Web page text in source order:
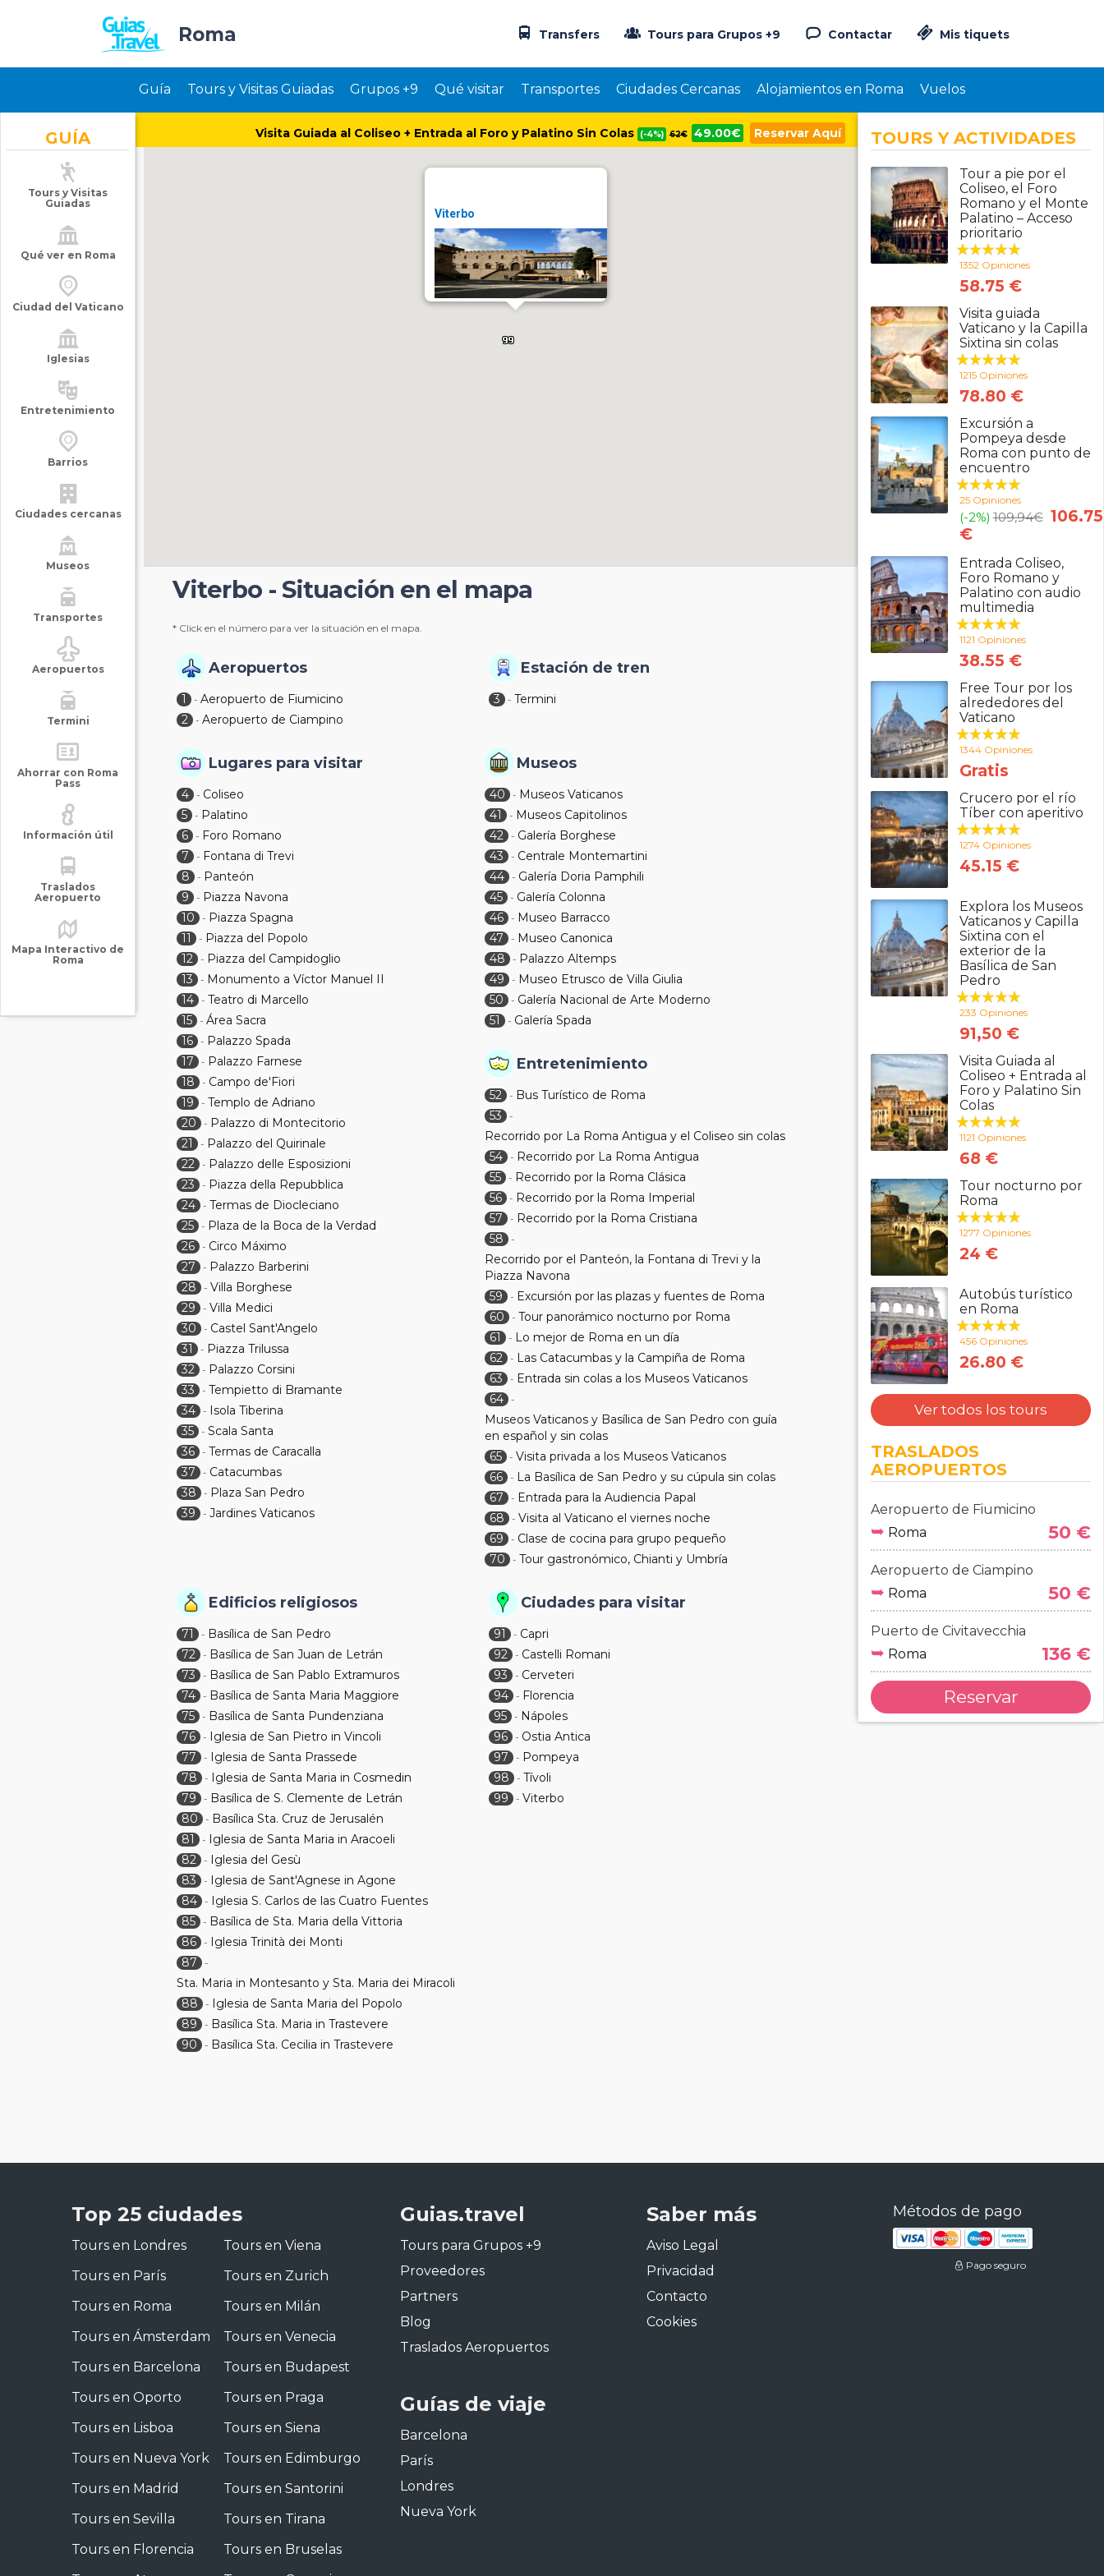
Visita Guiada al Coliseo + Entrada al Foro y Palatino Sin Colas (-4%) 62€ 49.00€ Reservar Aquí
Roma Mis tiquets
Contactar
Tours para Grupos +9
Transfers
Guía Tours y Visitas Guiadas Grupos +9 Qué visitar Transportes Ciudades Cercanas Alojamientos en Roma Vuelos
GUÍA
Tours y Visitas
Guiadas
Qué ver en Roma
Ciudad del Vaticano
Iglesias
Entretenimiento
Barrios
Ciudades cercanas
Museos
Transportes
Aeropuertos
Termini
Ahorrar con Roma
Pass
Información útil
Traslados
Aeropuerto
Mapa Interactivo de
Roma
Viterbo
Viterbo - Situación en el mapa
* Click en el número para ver la situación en el mapa.
Aeropuertos
1 -Aeropuerto de Fiumicino
2 -Aeropuerto de Ciampino
Estación de tren
3 - Termini
Lugares para visitar
4 - Coliseo
5 - Palatino
6 - Foro Romano
7
- Fontana di Trevi
8
- Panteón
9
- Piazza Navona
10
- Piazza Spagna
11
- Piazza del Popolo
12 - Piazza del Campidoglio
13
- Monumento a Víctor Manuel II
14 - Teatro di Marcello
15 -Área Sacra
16 - Palazzo Spada
17
- Palazzo Farnese
18
- Campo de'Fiori
19
- Templo de Adriano
20
- Palazzo di Montecitorio
21
- Palazzo del Quirinale
22 - Palazzo delle Esposizioni
23
- Piazza della Repubblica
24 - Termas de Diocleciano
25 - Plaza de la Boca de la Verdad
26 - Circo Máximo
27
- Palazzo Barberini
28
-Villa Borghese
29
-Villa Medici
30
- Castel Sant'Angelo
31
- Piazza Trilussa
32 - Palazzo Corsini
33
- Tempietto di Bramante
34 - Isola Tiberina
35 -Scala Santa
36 - Termas de Caracalla
37
- Catacumbas
38
- Plaza San Pedro
39
-Jardines Vaticanos
Museos
40 - Museos Vaticanos
41
- Museos Capitolinos
42 - Galería Borghese
43
- Centrale Montemartini
44 - Galería Doria Pamphili
45 - Galería Colonna
46 - Museo Barracco
47
- Museo Canonica
48
- Palazzo Altemps
49
- Museo Etrusco de Villa Giulia
50
- Galería Nacional de Arte Moderno
51
- Galería Spada
Entretenimiento
52 - Bus Turístico de Roma
53
-
Recorrido por La Roma Antigua y el Coliseo sin colas
54 - Recorrido por La Roma Antigua
55 - Recorrido por la Roma Clásica
56 - Recorrido por la Roma Imperial
57
- Recorrido por la Roma Cristiana
58
-
Recorrido por el Panteón, la Fontana di Trevi y la
Piazza Navona
59
- Excursión por las plazas y fuentes de Roma
60
- Tour panorámico nocturno por Roma
61
- Lo mejor de Roma en un día
62 - Las Catacumbas y la Campiña de Roma
63
- Entrada sin colas a los Museos Vaticanos
64 -
Museos Vaticanos y Basílica de San Pedro con guía
en español y sin colas
65 -Visita privada a los Museos Vaticanos
66 - La Basílica de San Pedro y su cúpula sin colas
67
- Entrada para la Audiencia Papal
68
-Visita al Vaticano el viernes noche
69
- Clase de cocina para grupo pequeño
70
- Tour gastronómico, Chianti y Umbría
Edificios religiosos
71 - Basílica de San Pedro
72 - Basílica de San Juan de Letrán
73
- Basílica de San Pablo Extramuros
74 - Basílica de Santa Maria Maggiore
75 - Basílica de Santa Pundenziana
76 - Iglesia de San Pietro in Vincoli
77
- Iglesia de Santa Prassede
78
- Iglesia de Santa Maria in Cosmedin
79
- Basílica de S. Clemente de Letrán
80
- Basílica Sta. Cruz de Jerusalén
81
- Iglesia de Santa Maria in Aracoeli
82 - Iglesia del Gesù
83
- Iglesia de Sant'Agnese in Agone
84 - Iglesia S. Carlos de las Cuatro Fuentes
85 - Basílica de Sta. Maria della Vittoria
86 - Iglesia Trinità dei Monti
87
-
Sta. Maria in Montesanto y Sta. Maria dei Miracoli
88
- Iglesia de Santa Maria del Popolo
89
- Basílica Sta. Maria in Trastevere
90
- Basílica Sta. Cecilia in Trastevere
Ciudades para visitar
91 - Capri
92 - Castelli Romani
93
- Cerveteri
94 - Florencia
95 - Nápoles
96 - Ostia Antica
97
- Pompeya
98
- Tívoli
99
-Viterbo
TOURS Y ACTIVIDADES
Tour a pie por el
Coliseo, el Foro
Romano y el Monte
Palatino – Acceso
prioritario
1352 Opiniones
58.75 €
Visita guiada
Vaticano y la Capilla
Sixtina sin colas
1215 Opiniones
78.80 €
Excursión a
Pompeya desde
Roma con punto de
encuentro
25 Opiniones
(-2%) 109,94€ 106.75
€
Entrada Coliseo,
Foro Romano y
Palatino con audio
multimedia
1121 Opiniones
38.55 €
Free Tour por los
alrededores del
Vaticano
1344 Opiniones
Gratis
Crucero por el río
Tíber con aperitivo
1274 Opiniones
45.15 €
Explora los Museos
Vaticanos y Capilla
Sixtina con el
exterior de la
Basílica de San
Pedro
233 Opiniones
91,50 €
Visita Guiada al
Coliseo + Entrada al
Foro y Palatino Sin
Colas
1121 Opiniones
68 €
Tour nocturno por
Roma
1277 Opiniones
24 €
Autobús turístico
en Roma
456 Opiniones
26.80 €
Ver todos los tours
TRASLADOS
AEROPUERTOS
Aeropuerto de Fiumicino
➥ Roma 50 €
Aeropuerto de Ciampino
➥ Roma 50 €
Puerto de Civitavecchia
➥ Roma 136 €
Reservar
Top 25 ciudades
Tours en Londres
Tours en París
Tours en Roma
Tours en Ámsterdam
Tours en Barcelona
Tours en Oporto
Tours en Lisboa
Tours en Nueva York
Tours en Madrid
Tours en Sevilla
Tours en Florencia
Tours en Viena
Tours en Zurich
Tours en Milán
Tours en Venecia
Tours en Budapest
Tours en Praga
Tours en Siena
Tours en Edimburgo
Tours en Santorini
Tours en Tirana
Tours en Bruselas
Guias.travel
Tours para Grupos +9
Proveedores
Partners
Blog
Traslados Aeropuertos
Guías de viaje
Barcelona
París
Londres
Nueva York
Saber más
Aviso Legal
Privacidad
Contacto
Cookies
Métodos de pago
Pago seguro